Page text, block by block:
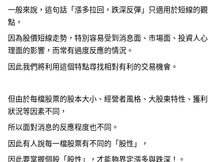
一般來說，這句話「漲多拉回，跌深反彈」只適用於短線的觀
點，
因為股價短線走勢，特別容易受到消息面、市場面、投資人心
理面的影響，而常有過度反應的情況。
因此我們將利用這個特點尋找相對有利的交易機會。
但由於每檔股票的股本大小、經營者風格、大股東特性、獲利
狀況等因素不同，
所以面對消息的反應程度也不同。
因此有人說每一檔股票有不同的「股性」，
因此要掌握個股「股性」，才能夠界定漲多與跌深！。